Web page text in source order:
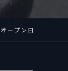
ープン日